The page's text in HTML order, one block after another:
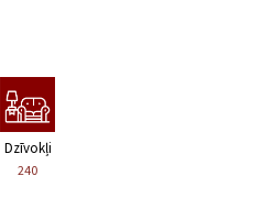
Dzīvokļi
240